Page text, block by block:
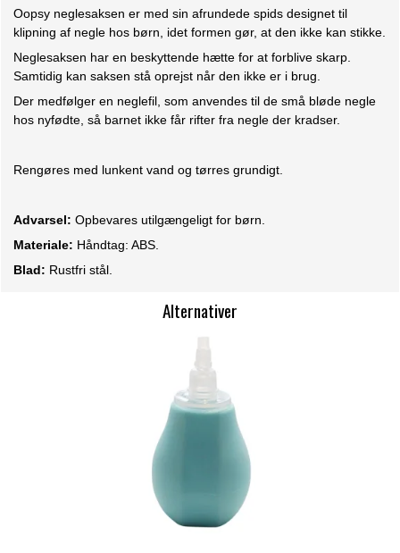
Oopsy neglesaksen er med sin afrundede spids designet til
klipning af negle hos børn, idet formen gør, at den ikke kan stikke.
Neglesaksen har en beskyttende hætte for at forblive skarp.
Samtidig kan saksen stå oprejst når den ikke er i brug.
Der medfølger en neglefil, som anvendes til de små bløde negle
hos nyfødte, så barnet ikke får rifter fra negle der kradser.
Rengøres med lunkent vand og tørres grundigt.
Advarsel: Opbevares utilgængeligt for børn.
Materiale: Håndtag: ABS.
Blad: Rustfri stål.
Alternativer